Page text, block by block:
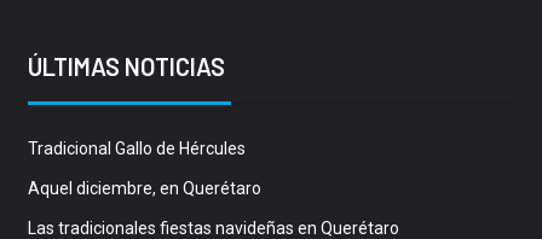
ÚLTIMAS NOTICIAS
Tradicional Gallo de Hércules
Aquel diciembre, en Querétaro
Las tradicionales fiestas navideñas en Querétaro